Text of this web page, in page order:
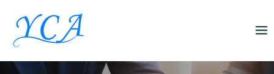
content